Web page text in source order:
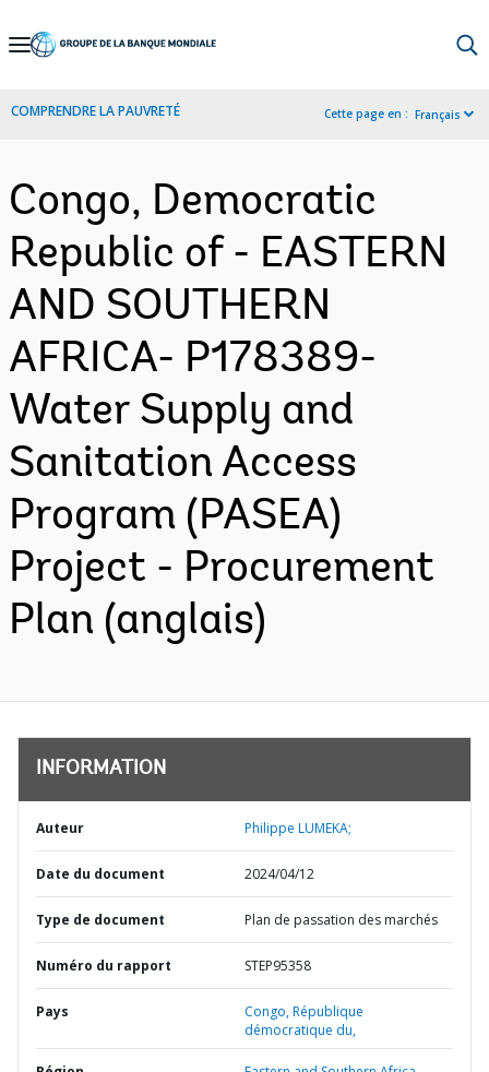
Skip
Navigation
COMPRENDRE LA PAUVRETÉ Cette page en : Français
Congo, Democratic
Republic of - EASTERN
AND SOUTHERN
AFRICA- P178389-
Water Supply and
Sanitation Access
Program (PASEA)
Project - Procurement
Plan (anglais)
INFORMATION
Auteur Philippe LUMEKA;
Date du document 2024/04/12
Type de document Plan de passation des marchés
Numéro du rapport STEP95358
Pays Congo,République
démocratique du,